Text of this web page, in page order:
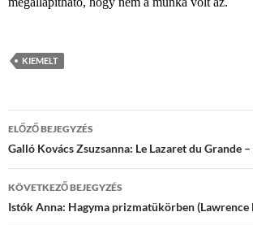
KIEMELT
Bejegyzések
navigációja
ELŐZŐ BEJEGYZÉS
Galló Kovács Zsuzsanna: Le Lazaret du Grande
KÖVETKEZŐ BEJEGYZÉS
Istók Anna: Hagyma prizmatükörben